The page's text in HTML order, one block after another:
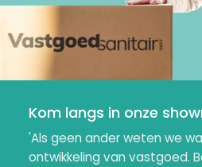
Kom langs in onze
'Als geen ander weten we
ontwikkeling van vastgoed.